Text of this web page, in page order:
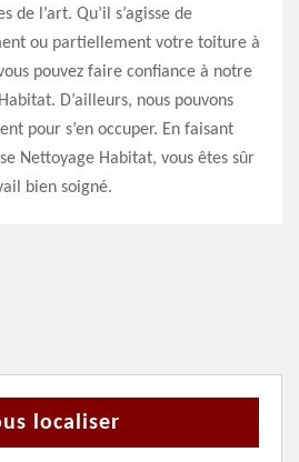
de l’art. Qu’il s’agisse de
ou partiellement votre toiture à
pouvez faire confiance à notre
D’ailleurs, nous pouvons
pour s’en occuper. En faisant
Nettoyage Habitat, vous êtes sûr
bien soigné.
localiser